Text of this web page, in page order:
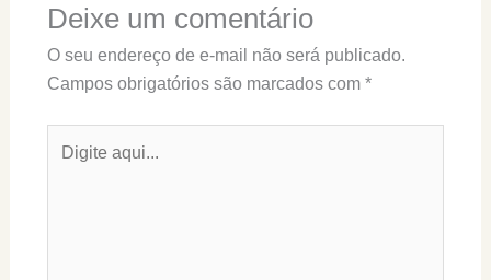
Deixe um comentário
O seu endereço de e-mail não será publicado.
Campos obrigatórios são marcados com *
aqui...